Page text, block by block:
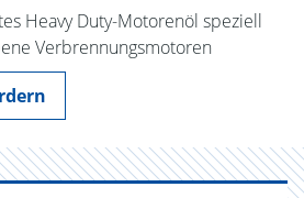
Heavy Duty-Motorenöl speziell
Verbrennungsmotoren